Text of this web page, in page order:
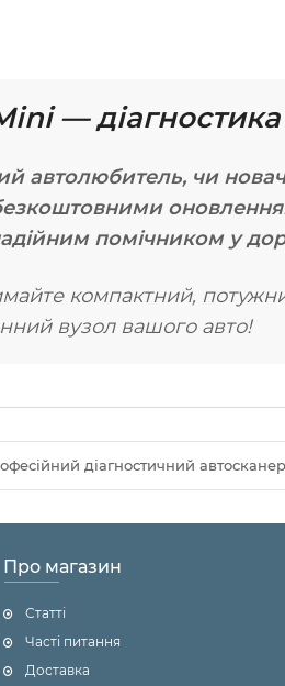
—
автолюбитель, чи
помічником у
компактний,
вузол вашого авто!
діагностичний автосканер
Про магазин
Статті
Часті питання
Доставка